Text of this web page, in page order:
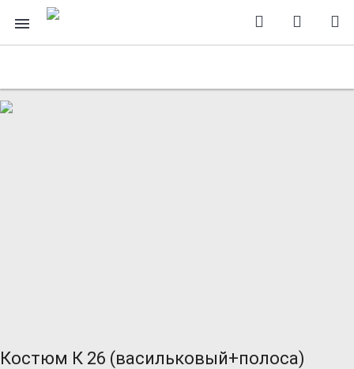
Костюм К 26 (васильковый+полоса)